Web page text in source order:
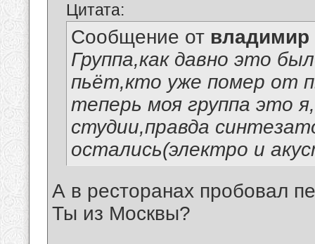
Цитата:
Сообщение от владимир
Группа,как давно это
пьёт,кто уже помер от
теперь моя группа это
студии,правда
остались(электро и
А в ресторанах пробовал
Ты из Москвы?